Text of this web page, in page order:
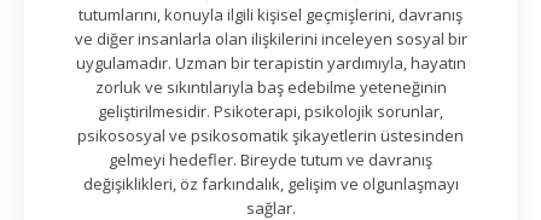
tutumlarını, konuyla ilgili kişisel geçmişlerini, davranış
ve diğer insanlarla olan ilişkilerini inceleyen sosyal bir
uygulamadır. Uzman bir terapistin yardımıyla, hayatın
zorluk ve sıkıntılarıyla baş edebilme yeteneğinin
geliştirilmesidir. Psikoterapi, psikolojik sorunlar,
psikososyal ve psikosomatik şikayetlerin üstesinden
gelmeyi hedefler. Bireyde tutum ve davranış
değişiklikleri, öz farkındalık, gelişim ve olgunlaşmayı
sağlar.